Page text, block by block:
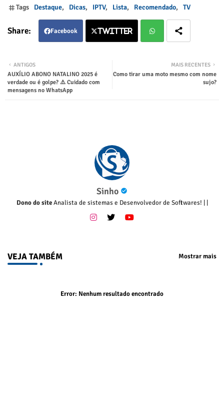
Tags Destaque Dicas IPTV Lista Recomendado TV
Facebook Twitter
Twitter
tsap
MAIS RECENTES
Como tirar uma moto mesmo com nome
sujo?
ANTIGOS
AUXÍLIO ABONO NATALINO 2025 é
verdade ou é golpe? ⚠️ Cuidado com
mensagens no WhatsApp
Sinho
Dono do site Analista de sistemas e Desenvolvedor de Softwares!
VEJA TAMBÉM Mostrar mais
Error: Nenhum resultado encontrado